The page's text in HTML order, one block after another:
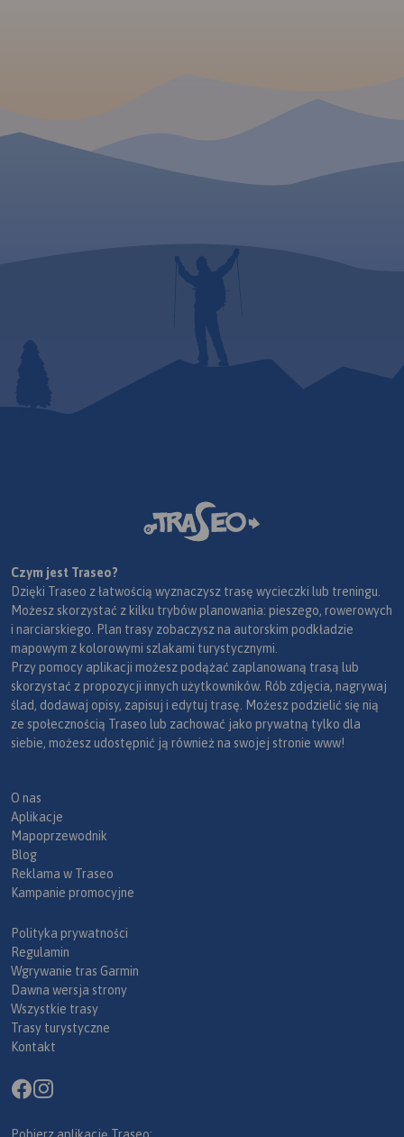
Czym jest Traseo?
Dzięki Traseo z łatwością wyznaczysz trasę wycieczki lub treningu.
Możesz skorzystać z kilku trybów planowania: pieszego, rowerowych
i narciarskiego. Plan trasy zobaczysz na autorskim podkładzie
mapowym z kolorowymi szlakami turystycznymi.
Przy pomocy aplikacji możesz podążać zaplanowaną trasą lub
skorzystać z propozycji innych użytkowników. Rób zdjęcia, nagrywaj
ślad, dodawaj opisy, zapisuj i edytuj trasę. Możesz podzielić się nią
ze społecznością Traseo lub zachować jako prywatną tylko dla
siebie, możesz udostępnić ją również na swojej stronie www!
O nas
Aplikacje
Mapoprzewodnik
Blog
Reklama w Traseo
Kampanie promocyjne
Polityka prywatności
Regulamin
Wgrywanie tras Garmin
Dawna wersja strony
Wszystkie trasy
Trasy turystyczne
Kontakt
Pobierz aplikację Traseo: